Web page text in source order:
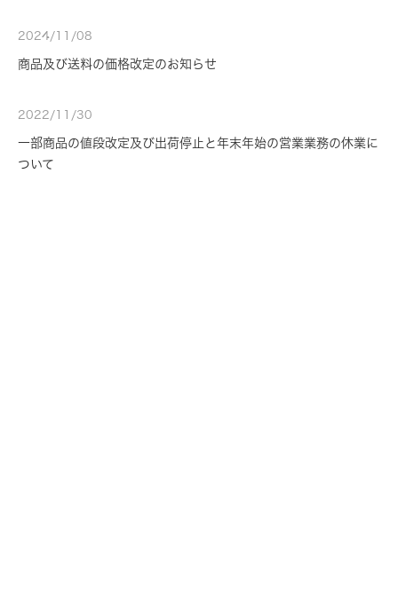
2024/11/08
商品及び送料の価格改定のお知らせ
2022/11/30
一部商品の値段改定及び出荷停止と年末年始の営業業務の休業に
ついて